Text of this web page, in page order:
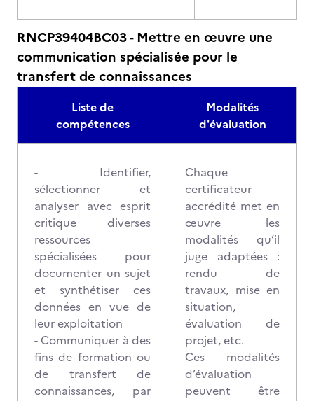
RNCP39404BC03 - Mettre en œuvre une
communication spécialisée pour le
transfert de connaissances
Liste de
compétences
Modalités
d'évaluation
- Identifier,
sélectionner et
analyser avec esprit
critique diverses
ressources
spécialisées pour
documenter un sujet
et synthétiser ces
données en vue de
leur exploitation
- Communiquer à des
fins de formation ou
de transfert de
connaissances, par
Chaque
certificateur
accrédité met en
œuvre les
modalités qu’il
juge adaptées :
rendu de
travaux, mise en
situation,
évaluation de
projet, etc.
Ces modalités
d’évaluation
peuvent être